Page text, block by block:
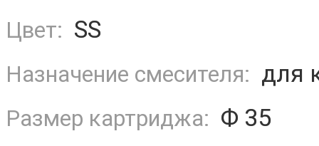
Цвет: SS
Назначение смесителя: для
Размер картриджа: Ф 35